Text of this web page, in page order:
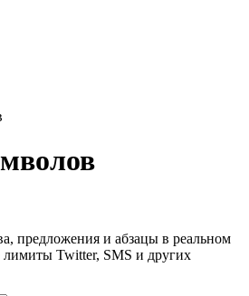
предложения и абзацы в реальном
Twitter, SMS и других